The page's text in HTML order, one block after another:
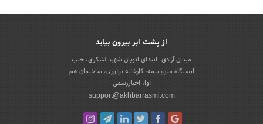
از پشت ابر بیرون بیاید
میدان آزادی، ابتدای اتوبان شهید لشکری، جنب
ایستگاه مترو بیمه، کارخانه نوآوری، ساختمان هم
آوا، اخباررسمی
support@akhbarrasmi.com